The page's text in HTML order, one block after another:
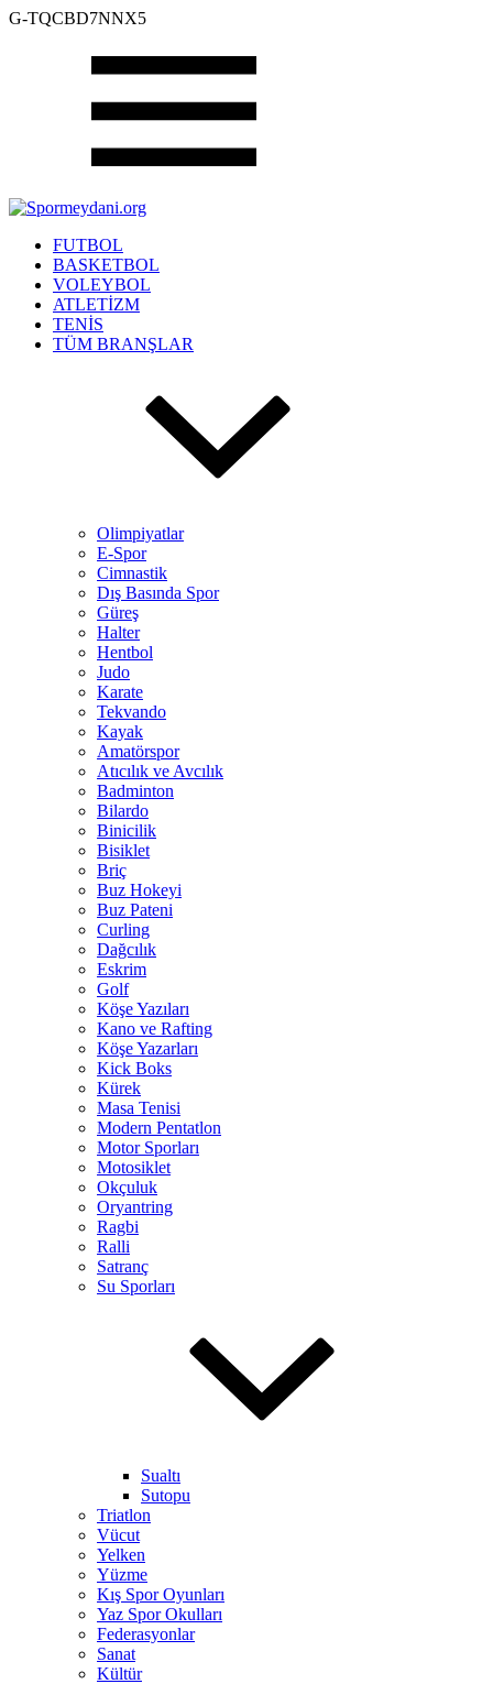
G-TQCBD7NNX5
FUTBOL
BASKETBOL
VOLEYBOL
ATLETİZM
TENİS
TÜM BRANŞLAR
Olimpiyatlar
E-Spor
Cimnastik
Dış Basında Spor
Güreş
Halter
Hentbol
Judo
Karate
Tekvando
Kayak
Amatörspor
Atıcılık ve Avcılık
Badminton
Bilardo
Binicilik
Bisiklet
Briç
Buz Hokeyi
Buz Pateni
Curling
Dağcılık
Eskrim
Golf
Köşe Yazıları
Kano ve Rafting
Köşe Yazarları
Kick Boks
Kürek
Masa Tenisi
Modern Pentatlon
Motor Sporları
Motosiklet
Okçuluk
Oryantring
Ragbi
Ralli
Satranç
Su Sporları
Sualtı
Sutopu
Triatlon
Vücut
Yelken
Yüzme
Kış Spor Oyunları
Yaz Spor Okulları
Federasyonlar
Sanat
Kültür